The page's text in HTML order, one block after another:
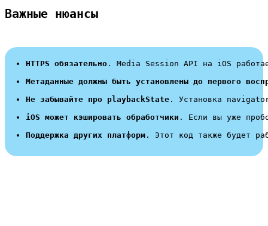
Важные нюансы
HTTPS обязательно . Media Session API на iOS
Метаданные должны быть установлены до первого
Не забывайте про playbackState . Установка
iOS может кэшировать обработчики . Если вы уже
Поддержка других платформ . Этот код также будет